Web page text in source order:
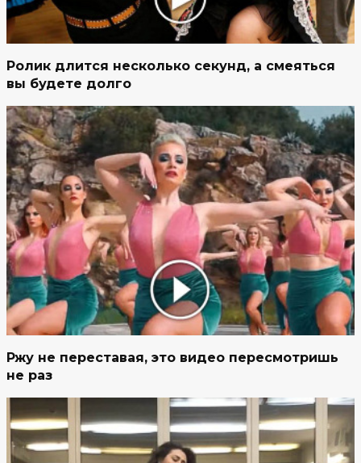
Ролик длится несколько секунд, а смеяться
вы будете долго
Ржу не переставая, это видео пересмотришь
не раз